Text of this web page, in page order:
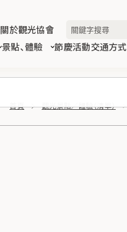
景點、體驗 節慶活動交通方式
關於觀光協會
首頁 觀光景點／體驗（清單）